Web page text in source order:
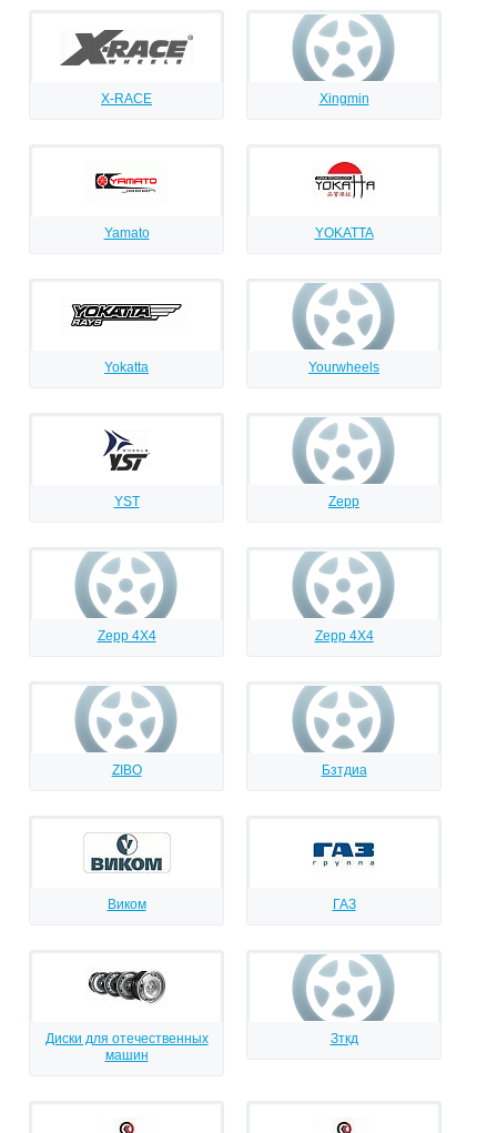
X-RACE Xingmin
Yamato YOKATTA
Yokatta Yourwheels
YST Zepp
Zepp 4X4 Zepp 4Х4
ZIBO Бзтдиа
Виком ГАЗ
Диски для отечественных
машин
Зткд